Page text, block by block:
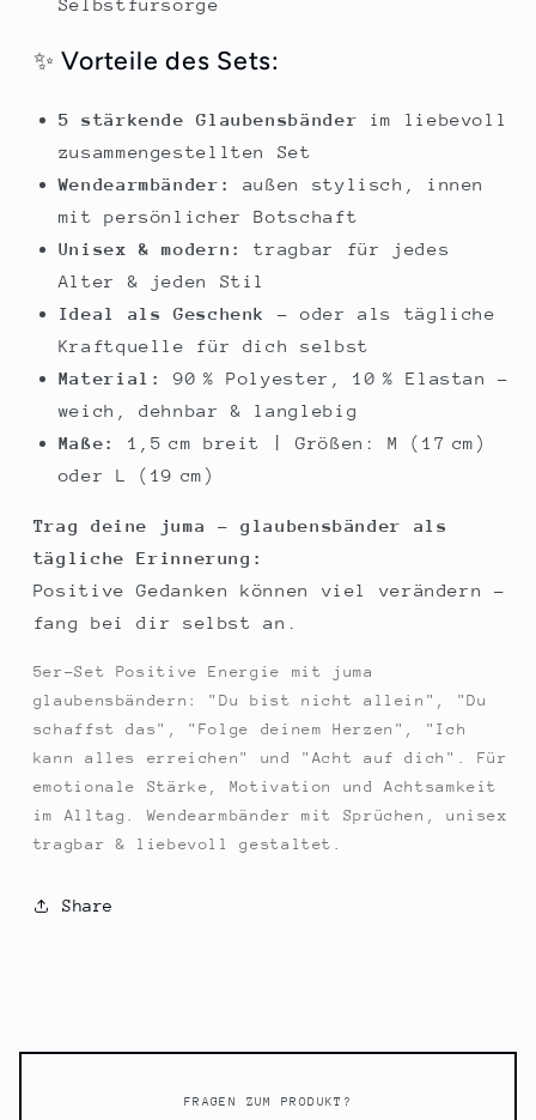
Selbstfürsorge
✨ Vorteile des Sets:
5 stärkende Glaubensbänder im liebevoll
zusammengestellten Set
Wendearmbänder:
außen stylisch, innen
mit persönlicher Botschaft
Unisex & modern:
tragbar für jedes
Alter & jeden Stil
Ideal als Geschenk
– oder als tägliche
Kraftquelle für dich selbst
Material:
90 % Polyester, 10 % Elastan –
weich, dehnbar & langlebig
Maße:
1,5 cm breit | Größen: M (17 cm)
oder L (19 cm)
Trag deine juma – glaubensbänder als
tägliche Erinnerung:
Positive Gedanken können viel verändern –
fang bei dir selbst an.
5er-Set Positive Energie mit juma
glaubensbändern: "Du bist nicht allein", "Du
schaffst das", "Folge deinem Herzen", "Ich
kann alles erreichen" und "Acht auf dich". Für
emotionale Stärke, Motivation und Achtsamkeit
im Alltag. Wendearmbänder mit Sprüchen, unisex
tragbar & liebevoll gestaltet.
Share
FRAGEN ZUM PRODUKT?